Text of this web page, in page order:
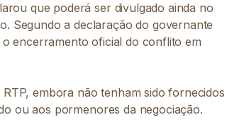
que poderá ser divulgado ainda no
Segundo a declaração do governante
encerramento oficial do conflito em
embora não tenham sido fornecidos
ou aos pormenores da negociação.